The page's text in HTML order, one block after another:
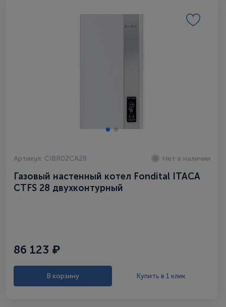
Артикул: CIBR02CA28 Нет в наличии
Газовый настенный котел Fondital ITAСA
CTFS 28 двухконтурный
86 123 ₽
В корзину Купить в 1 клик